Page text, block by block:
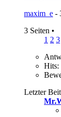
maxim_e -
3 Seiten •
1 2 3
Hits:
Letzter